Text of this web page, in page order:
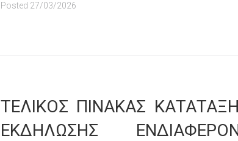
Posted 27/03/2026
ΤΕΛΙΚΟΣ ΠΙΝΑΚΑΣ
ΕΚΔΗΛΩΣΗΣ